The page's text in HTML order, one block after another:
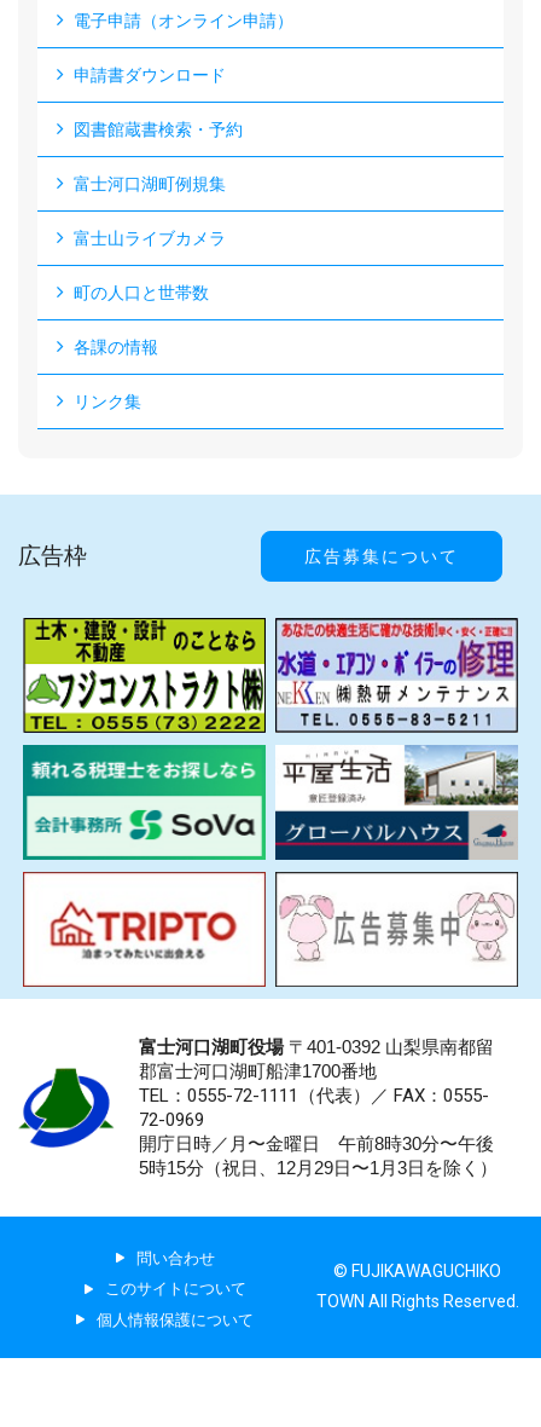
電子申請（オンライン申請）
申請書ダウンロード
図書館蔵書検索・予約
富士河口湖町例規集
富士山ライブカメラ
町の人口と世帯数
各課の情報
リンク集
広告枠 広告募集について
富士河口湖町役場〒401-0392 山梨県南都留
郡富士河口湖町船津1700番地
TEL：0555-72-1111 （代表）／ FAX：0555-
72-0969
開庁日時／月〜金曜日 午前8時30分〜午後
5時15分（祝日、12月29日〜1月3日を除く）
問い合わせ
このサイトについて
個人情報保護について
© FUJIKAWAGUCHIKO
TOWN All Rights Reserved.